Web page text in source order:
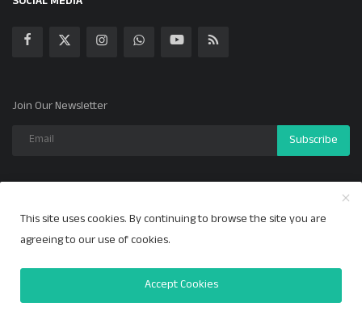
Join Our Newsletter
Subscribe
Copyright 2024 ಕಲ್ಯಾಣ ಕಹಳೆ - All Rights Reserved.
Privacy Policy
This site uses cookies. By continuing to browse the site you are
agreeing to our use of cookies.
Accept Cookies